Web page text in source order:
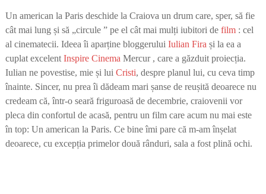
Un american la Paris deschide la Craiova un drum care, sper, să fie
cât mai lung și să „circule ” pe el cât mai mulți iubitori de film: cel
al cinematecii. Ideea îi aparține bloggerului Iulian Fira și la ea a
cuplat excelent Inspire Cinema Mercur , care a găzduit proiecția.
Iulian ne povestise, mie și lui Cristi, despre planul lui, cu ceva timp
înainte. Sincer, nu prea îi dădeam mari șanse de reușită deoarece nu
credeam că, într-o seară friguroasă de decembrie, craiovenii vor
pleca din confortul de acasă, pentru un film care acum nu mai este
în top: Un american la Paris. Ce bine îmi pare că m-am înșelat
deoarece, cu excepția primelor două rânduri, sala a fost plină ochi.